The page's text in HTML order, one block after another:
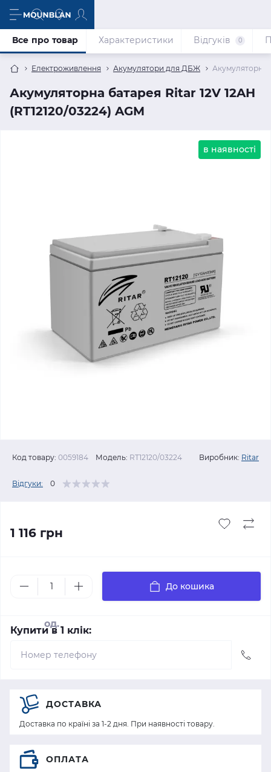
Електроживлення Акумулятори для ДБЖ Акумуляторна
Акумуляторна батарея Ritar 12V 12AH
(RT12120/03224) AGM
Все про товар Характеристики Відгуків 0
в наявності
Код товару: 0059184 Модель: RT12120/03224 Виробник: Ritar
Відгуки: 0
1 116 грн
од.
До кошика
Купити в 1 клік:
ДОСТАВКА
Доставка по країні за 1-2 дня. При наявності товару.
ОПЛАТА